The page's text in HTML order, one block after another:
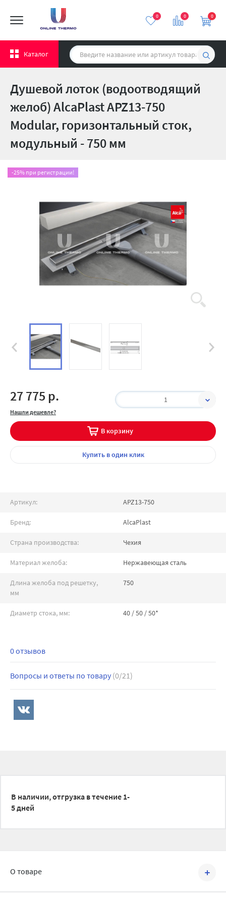
0 0
Каталог
0
Душевой лоток (водоотводящий
желоб) AlcaPlast APZ13-750
Modular, горизонтальный сток,
модульный - 750 мм
27 775 р.
Нашли дешевле?
1
В корзину
Купитьв один клик
-25% при регистрации!
Артикул: APZ13-750
Бренд: AlcaPlast
Страна производства: Чехия
Материал желоба: Нержавеющая сталь
Длина желоба под решетку,
мм
750
Диаметр стока, мм: 40 / 50 / 50*
0 отзывов
Вопросы и ответы по товару (0/21)
В наличии, отгрузка в течение 1-
5 дней
О товаре